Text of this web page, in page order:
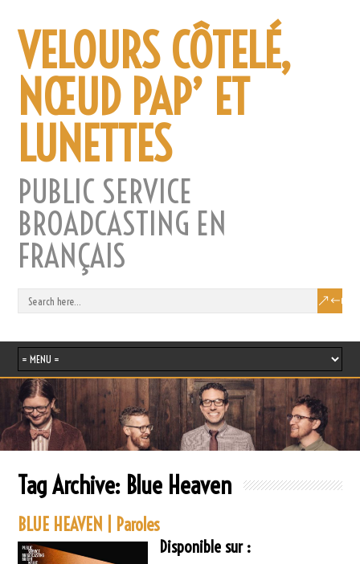
VELOURS CÔTELÉ,
NŒUD PAP’ ET
LUNETTES
PUBLIC SERVICE
BROADCASTING EN
FRANÇAIS
Tag Archive: Blue Heaven
BLUE HEAVEN | Paroles
Disponible sur :